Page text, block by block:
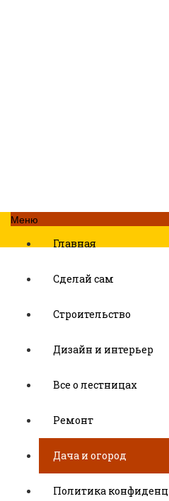
Меню
Главная
Сделай сам
Строительство
Дизайн и интерьер
Все о лестницах
Ремонт
Дача и огород
Политика